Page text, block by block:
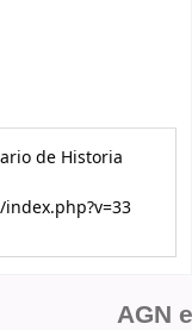
de Historia
AGN